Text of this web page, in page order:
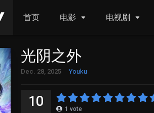
首页 电影 电视剧
光阴之外
Dec. 28, 2025 Youku
10 1 vote